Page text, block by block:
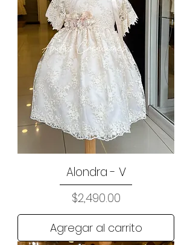
Alondra - V
Precio
$2,490.00
Agregar al carrito